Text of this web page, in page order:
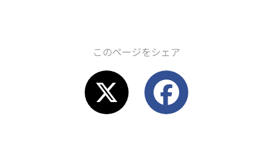
このページをシェア
F